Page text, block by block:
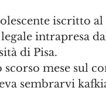
iscritto
intrapresa
di Pisa.
mese sul
sembrarvi